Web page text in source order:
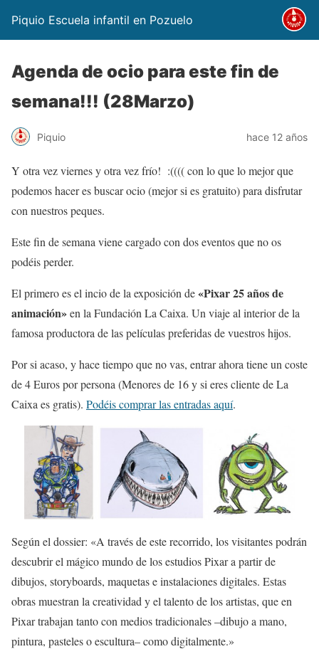
Piquio Escuela infantil en Pozuelo
Agenda de ocio para este fin de
semana!!! (28Marzo)
Piquio hace 12 años
Y otra vez viernes y otra vez frío! :(((( con lo que lo mejor que
podemos hacer es buscar ocio (mejor si es gratuito) para disfrutar
con nuestros peques.
Este fin de semana viene cargado con dos eventos que no os
podéis perder.
El primero es el incio de la exposición de«Pixar 25 años de
animación»en la Fundación La Caixa. Un viaje al interior de la
famosa productora de las películas preferidas de vuestros hijos.
Por si acaso, y hace tiempo que no vas, entrar ahora tiene un coste
de 4 Euros por persona (Menores de 16 y si eres cliente de La
Caixa es gratis). Podéis comprar las entradas aquí.
Según el dossier: «A través de este recorrido, los visitantes podrán
descubrir el mágico mundo de los estudios Pixar a partir de
dibujos, storyboards, maquetas e instalaciones digitales. Estas
obras muestran la creatividad y el talento de los artistas, que en
Pixar trabajan tanto con medios tradicionales –dibujo a mano,
pintura, pasteles o escultura– como digitalmente.»